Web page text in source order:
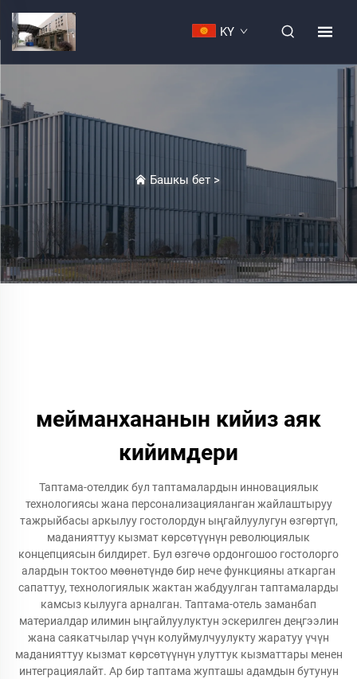
KY
Башкы бет>
мейманхананын кийиз аяк
кийимдери
Таптама-отелдик бул таптамалардын инновациялык
технологиясы жана персонализацияланган жайлаштыруу
тажрыйбасы аркылуу гостолордун ыңгайлуулугун өзгөртүп,
маданияттуу кызмат көрсөтүүнүн революциялык
концепциясын билдирет. Бул өзгөчө ордонгошоо гостолорго
алардын токтоо мөөнөтүндө бир нече функцияны аткарган
сапаттуу, технологиялык жактан жабдуулган таптамаларды
камсыз кылууга арналган. Таптама-отель заманбап
материалдар илимин ыңгайлуулуктун эскерилген деңгээлин
жана саякатчылар үчүн колуймулчуулукту жаратуу үчүн
маданияттуу кызмат көрсөтүүнүн улуттук кызматтары менен
интеграциялайт. Ар бир таптама жупташы адамдын бутунун